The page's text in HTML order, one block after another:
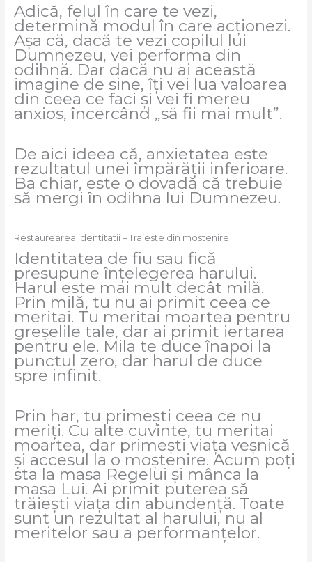
Adică, felul în care te vezi,
determină modul în care acționezi.
Așa că, dacă te vezi copilul lui
Dumnezeu, vei performa din
odihnă. Dar dacă nu ai această
imagine de sine, îți vei lua valoarea
din ceea ce faci și vei fi mereu
anxios, încercând „să fii mai mult”.
De aici ideea că, anxietatea este
rezultatul unei împărății inferioare.
Ba chiar, este o dovadă că trebuie
să mergi în odihna lui Dumnezeu.
Restaurearea identitatii – Traieste din mostenire
Identitatea de fiu sau fică
presupune înțelegerea harului.
Harul este mai mult decât milă.
Prin milă, tu nu ai primit ceea ce
meritai. Tu meritai moartea pentru
greșelile tale, dar ai primit iertarea
pentru ele. Mila te duce înapoi la
punctul zero, dar harul de duce
spre infinit.
Prin har, tu primești ceea ce nu
meriți. Cu alte cuvinte, tu meritai
moartea, dar primești viața veșnică
și accesul la o moștenire. Acum poți
sta la masa Regelui și mânca la
masa Lui. Ai primit puterea să
trăiești viața din abundență. Toate
sunt un rezultat al harului, nu al
meritelor sau a performanțelor.